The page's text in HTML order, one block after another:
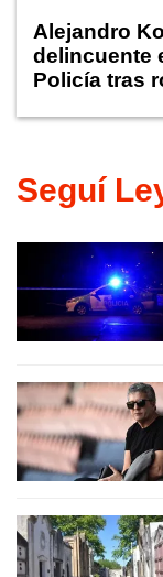
Alejandro
delincuente
Policía tras
Seguí